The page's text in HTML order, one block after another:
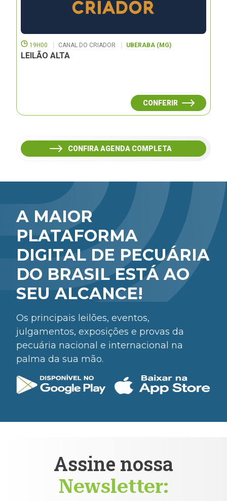
19H00 CANAL DO CRIADOR UBERABA (MG)
LEILÃO ALTA
CONFERIR
CONFIRA AGENDA COMPLETA
A MAIOR
PLATAFORMA
DIGITAL DE PECUÁRIA
DO BRASIL ESTÁ AO
SEU ALCANCE!
Os principais leilões, eventos,
julgamentos, exposições e provas da
pecuária nacional e internacional na
palma da sua mão.
Assine nossa
Newsletter: